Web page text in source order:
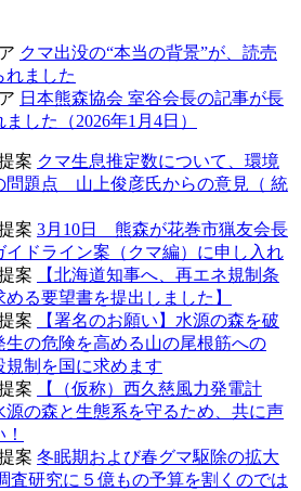
クマ出没の“本当の背景”が、読売
れました
日本熊森協会 室谷会長の記事が長
した（2026年1月4日）
案 クマ生息推定数について、環境
問題点 山上俊彦氏からの意見（ 統
案 3月10日 熊森が花巻市猟友会長
イドライン案（クマ編）に申し入れ
案
【北海道知事へ、再エネ規制条
る要望書を提出しました】
案
【署名のお願い】水源の森を破
生の危険を高める山の尾根筋への
規制を国に求めます
案
【（仮称）西久慈風力発電計
源の森と生態系を守るため、共に声
案 冬眠期および春グマ駆除の拡大
査研究に５億もの予算を割くのでは